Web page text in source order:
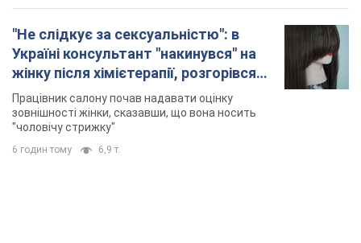
"Не слідкує за сексуальністю": в
Україні консультант "накинувся" на
жінку після хімієтерапії, розгорівся
скандал. Фото
Працівник салону почав надавати оцінку
зовнішності жінки, сказавши, що вона носить
"чоловічу стрижку"
6 годин тому 6,9 т.